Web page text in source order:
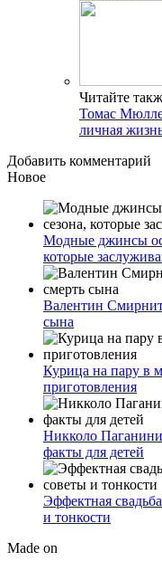
Читайте
Томас
личная
Добавить комментарий
Новое
Модные джинсы
которые
Валентин
сына
Курица на пару в
приготовления
Никколо
факты для детей
Эффектная
и тонкости
Made on